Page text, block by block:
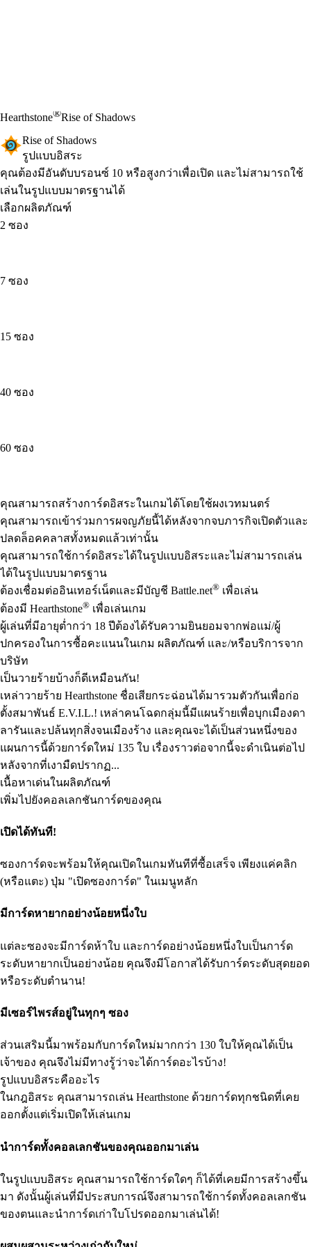
Hearthstone®Rise of Shadows
Rise of Shadows
รูปแบบอิสระ
Product Notification
คุณต้องมีอันดับบรอนซ์ 10 หรือสูงกว่าเพื่อเปิด และไม่สามารถใช้
เล่นในรูปแบบมาตรฐานได้
เลือกผลิตภัณฑ์
2 ซอง
7 ซอง
15 ซอง
40 ซอง
60 ซอง
Available actions
คุณสามารถสร้างการ์ดอิสระในเกมได้โดยใช้ผงเวทมนตร์
คุณสามารถเข้าร่วมการผจญภัยนี้ได้หลังจากจบภารกิจเปิดตัวและ
ปลดล็อคคลาสทั้งหมดแล้วเท่านั้น
คุณสามารถใช้การ์ดอิสระได้ในรูปแบบอิสระและไม่สามารถเล่น
ได้ในรูปแบบมาตรฐาน
ต้องเชื่อมต่ออินเทอร์เน็ตและมีบัญชี Battle.net® เพื่อเล่น
ต้องมี Hearthstone® เพื่อเล่นเกม
ผู้เล่นที่มีอายุต่ำกว่า 18 ปีต้องได้รับความยินยอมจากพ่อแม่/ผู้
ปกครองในการซื้อคะแนนในเกม ผลิตภัณฑ์ และ/หรือบริการจาก
บริษัท
เป็นวายร้ายบ้างก็ดีเหมือนกัน!
เหล่าวายร้าย Hearthstone ชื่อเสียกระฉ่อนได้มารวมตัวกันเพื่อก่อ
ตั้งสมาพันธ์ E.V.I.L.! เหล่าคนโฉดกลุ่มนี้มีแผนร้ายเพื่อบุกเมืองดา
ลารันและปล้นทุกสิ่งจนเมืองร้าง และคุณจะได้เป็นส่วนหนึ่งของ
แผนการนี้ด้วยการ์ดใหม่ 135 ใบ เรื่องราวต่อจากนี้จะดำเนินต่อไป
หลังจากที่เงามืดปรากฏ...
เนื้อหาเด่นในผลิตภัณฑ์
เพิ่มไปยังคอลเลกชันการ์ดของคุณ
เปิดได้ทันที!
ซองการ์ดจะพร้อมให้คุณเปิดในเกมทันทีที่ซื้อเสร็จ เพียงแค่คลิก
(หรือแตะ) ปุ่ม "เปิดซองการ์ด" ในเมนูหลัก
มีการ์ดหายากอย่างน้อยหนึ่งใบ
แต่ละซองจะมีการ์ดห้าใบ และการ์ดอย่างน้อยหนึ่งใบเป็นการ์ด
ระดับหายากเป็นอย่างน้อย คุณจึงมีโอกาสได้รับการ์ดระดับสุดยอด
หรือระดับตำนาน!
มีเซอร์ไพรส์อยู่ในทุกๆ ซอง
ส่วนเสริมนี้มาพร้อมกับการ์ดใหม่มากกว่า 130 ใบให้คุณได้เป็น
เจ้าของ คุณจึงไม่มีทางรู้ว่าจะได้การ์ดอะไรบ้าง!
รูปแบบอิสระคืออะไร
ในกฎอิสระ คุณสามารถเล่น Hearthstone ด้วยการ์ดทุกชนิดที่เคย
ออกตั้งแต่เริ่มเปิดให้เล่นเกม
นำการ์ดทั้งคอลเลกชันของคุณออกมาเล่น
ในรูปแบบอิสระ คุณสามารถใช้การ์ดใดๆ ก็ได้ที่เคยมีการสร้างขึ้น
มา ดังนั้นผู้เล่นที่มีประสบการณ์จึงสามารถใช้การ์ดทั้งคอลเลกชัน
ของตนและนำการ์ดเก่าใบโปรดออกมาเล่นได้!